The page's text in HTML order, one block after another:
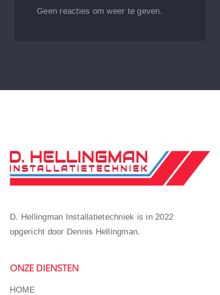
Geen reacties om weer te geven.
D. Hellingman Installatietechniek is in 2022
opgericht door Dennis Hellingman.
ONZE DIENSTEN
HOME